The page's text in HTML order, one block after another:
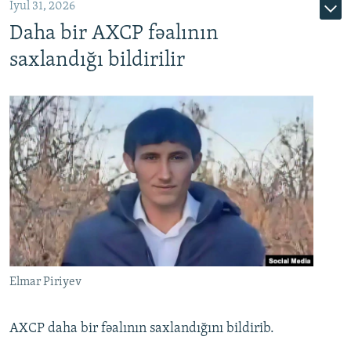
İyul 31, 2026
Daha bir AXCP fəalının
saxlandığı bildirilir
Elmar Piriyev
AXCP daha bir fəalının saxlandığını bildirib.